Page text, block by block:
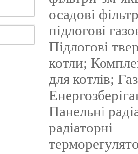
осадові
підлогові
Підлогові
котли;
для котлів;
Панельні
радіаторні